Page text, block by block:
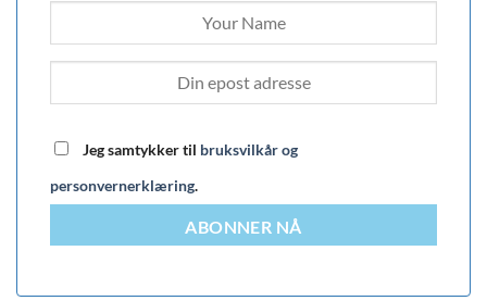
Jeg samtykker til bruksvilkår og
personvernerklæring.
ABONNER NÅ